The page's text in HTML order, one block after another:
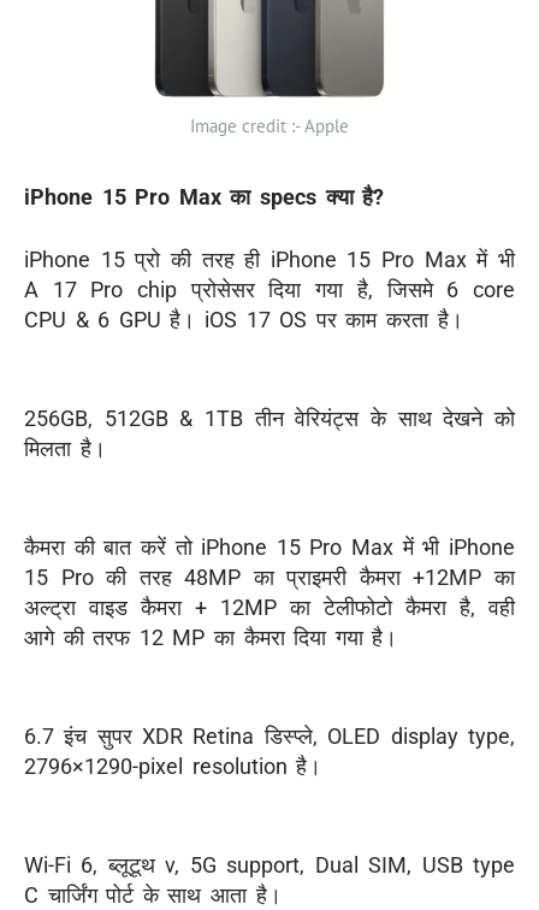
Image credit :- Apple
iPhone 15 Pro Max का specs क्या है?
iPhone 15 प्रो की तरह ही iPhone 15 Pro Max में भी
A 17 Pro chip प्रोसेसर दिया गया है, जिसमे 6 core
CPU & 6 GPU है। iOS 17 OS पर काम करता है।
256GB, 512GB & 1TB तीन वेरियंट्स के साथ देखने को
मिलता है।
कैमरा की बात करें तो iPhone 15 Pro Max में भी iPhone
15 Pro की तरह 48MP का प्राइमरी कैमरा +12MP का
अल्ट्रा वाइड कैमरा + 12MP का टेलीफोटो कैमरा है, वही
आगे की तरफ 12 MP का कैमरा दिया गया है।
6.7 इंच सुपर XDR Retina डिस्प्ले, OLED display type,
2796×1290-pixel resolution है।
Wi-Fi 6, ब्लूटूथ v, 5G support, Dual SIM, USB type
C चार्जिंग पोर्ट के साथ आता है।